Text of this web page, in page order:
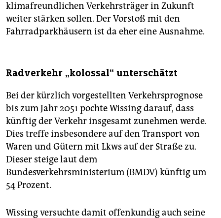
klimafreundlichen Verkehrsträger in Zukunft
weiter stärken sollen. Der Vorstoß mit den
Fahrradparkhäusern ist da eher eine Ausnahme.
Radverkehr „kolossal“ unterschätzt
Bei der kürzlich vorgestellten Verkehrsprognose
bis zum Jahr 2051 pochte Wissing darauf, dass
künftig der Verkehr insgesamt zunehmen werde.
Dies treffe insbesondere auf den Transport von
Waren und Gütern mit Lkws auf der Straße zu.
Dieser steige laut dem
Bundesverkehrsministerium (BMDV) künftig um
54 Prozent.
Wissing versuchte damit offenkundig auch seine